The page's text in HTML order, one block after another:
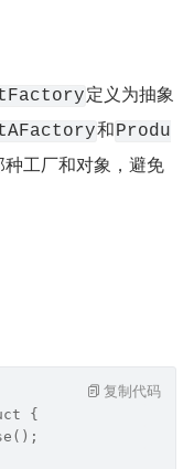
定义为抽象
和Produ
种工厂和对象，避免
{
复制代码